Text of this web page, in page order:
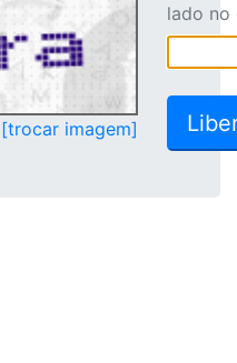
[trocar imagem]
lado no